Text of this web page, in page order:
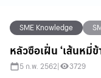
SME Knowledge
หลัวซือเฝิ่น ‘เส้นหมี่
5 ก.พ. 2562 3729